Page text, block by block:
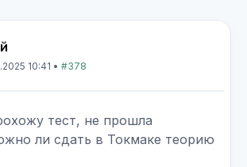
10:41 • #378
тест, не прошла
ли сдать в Токмаке теорию